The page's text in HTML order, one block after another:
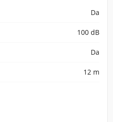
Da
100 dB
Da
12 m